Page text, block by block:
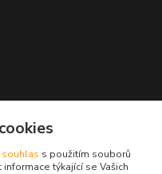
souhlas s použitím souborů
týkající se Vašich